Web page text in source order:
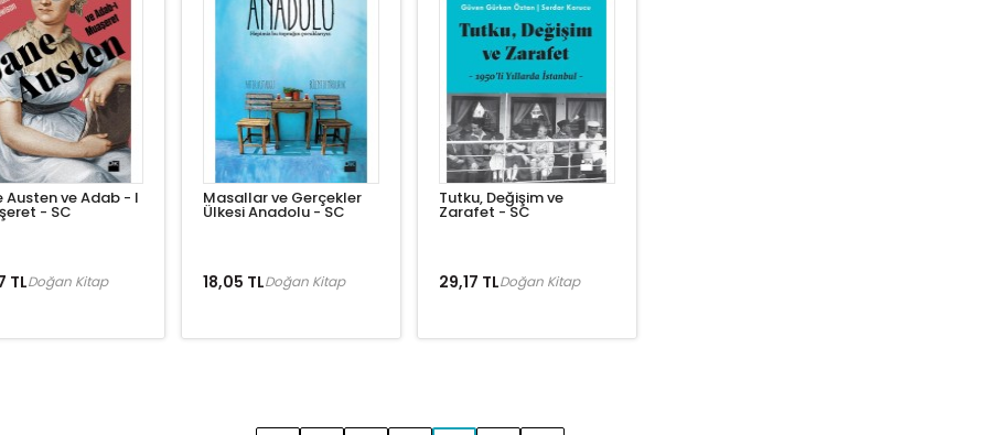
Austen ve Adab - I
- SC
TLDoğan Kitap
Masallar ve Gerçekler
Ülkesi Anadolu - SC
18,05 TLDoğan Kitap
Tutku, Değişim ve
Zarafet - SC
29,17 TLDoğan Kitap